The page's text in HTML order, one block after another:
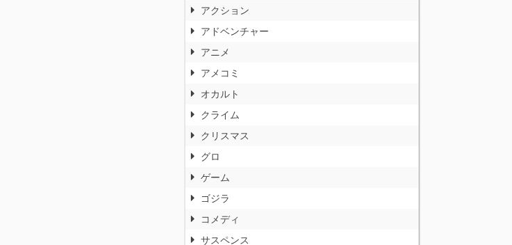
アクション
アドベンチャー
アニメ
アメコミ
オカルト
クライム
クリスマス
グロ
ゲーム
ゴジラ
コメディ
サスペンス